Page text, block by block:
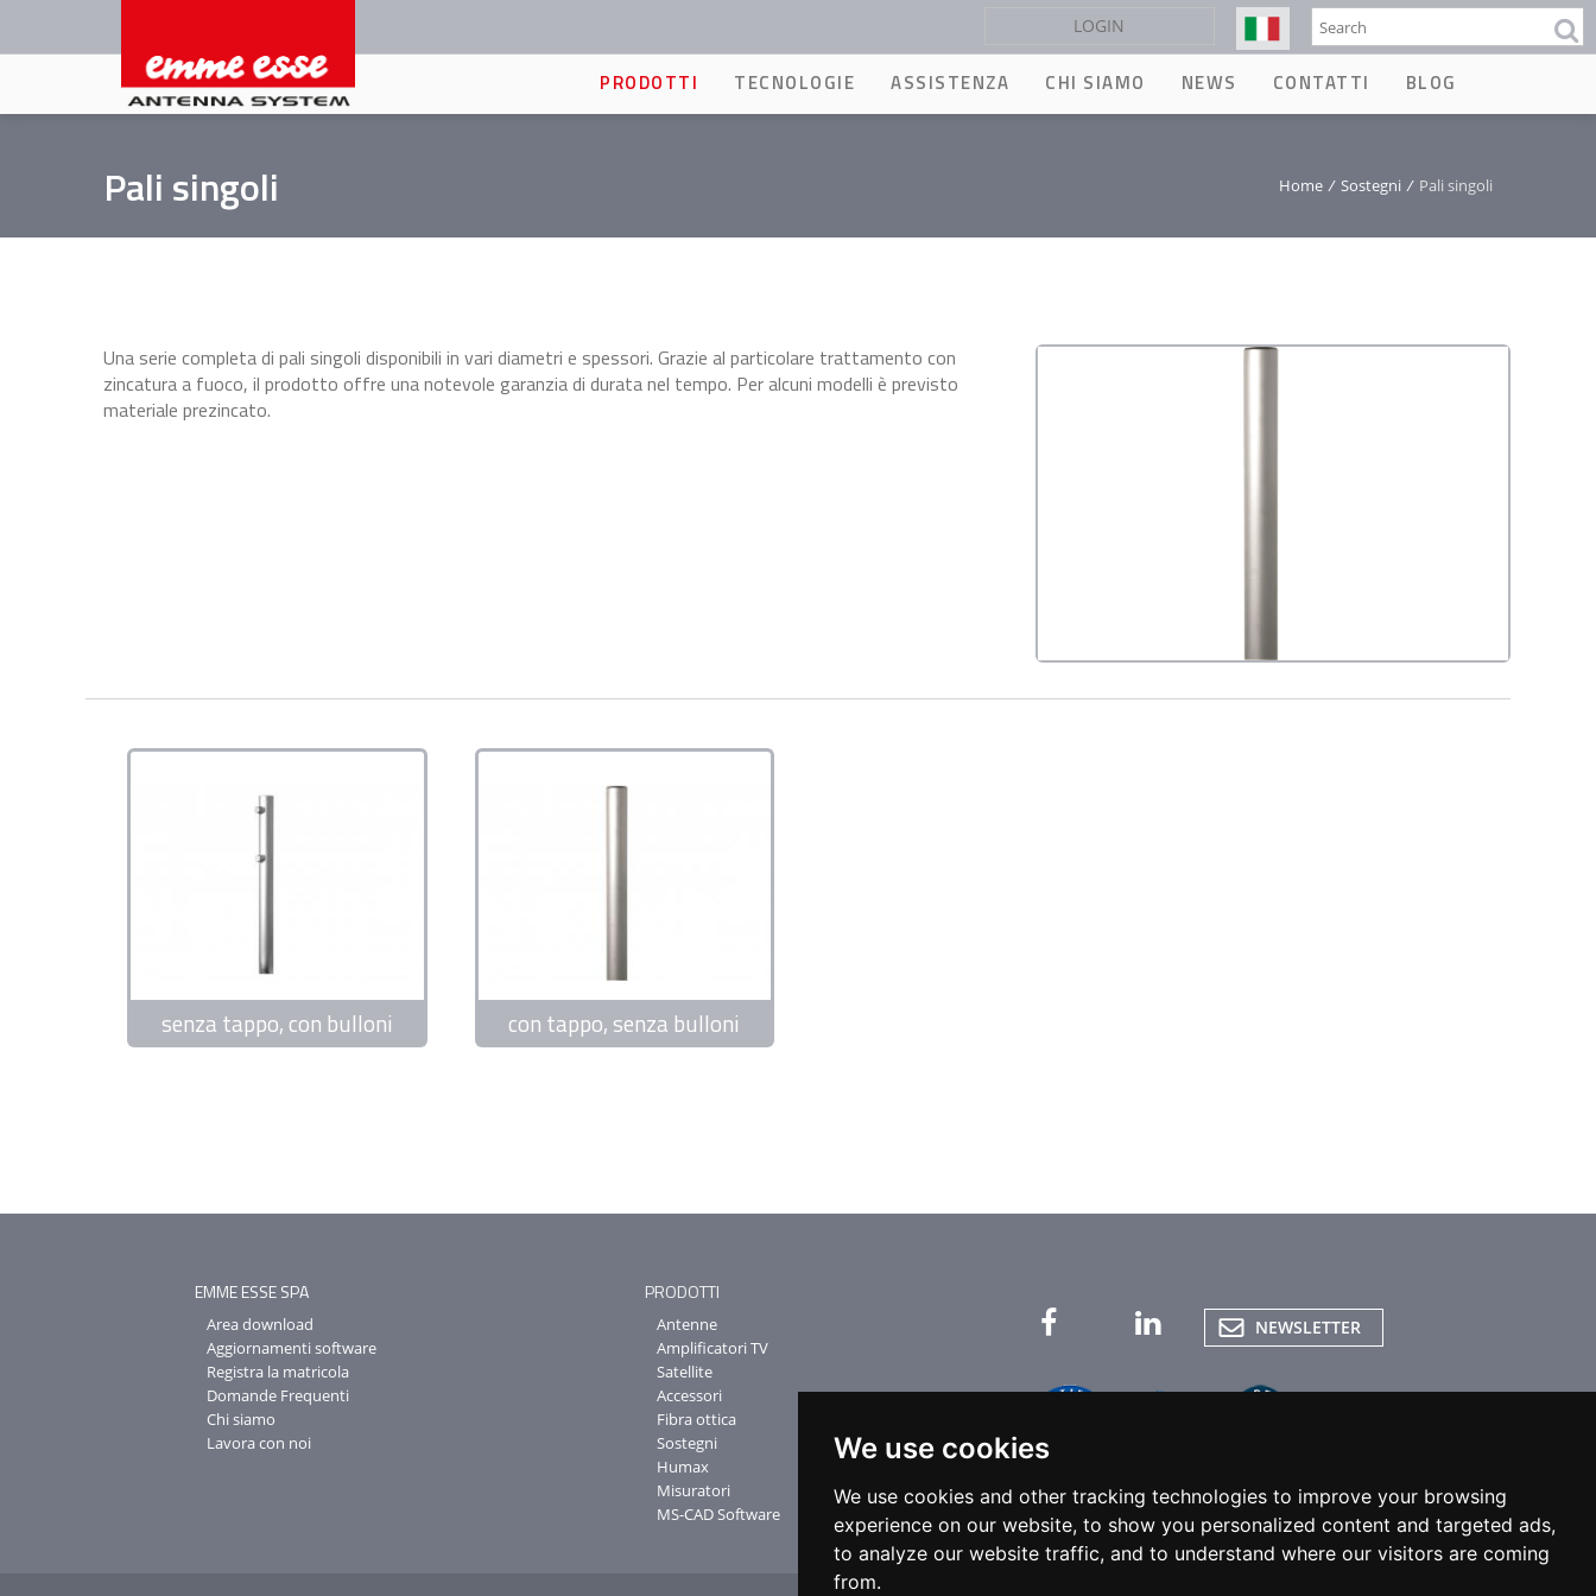
We use cookies
We use cookies and other tracking technologies to improve your browsing
experience on our website, to show you personalized content and targeted ads,
to analyze our website traffic, and to understand where our visitors are coming
from.
contenuto
LOGIN Cerca
PRODOTTI TECNOLOGIE ASSISTENZA CHI SIAMO NEWS CONTATTI BLOG
Pali singoli Home / Sostegni / Pali singoli
Una serie completa di pali singoli disponibili in vari diametri e spessori. Grazie al particolare trattamento con
zincatura a fuoco, il prodotto offre una notevole garanzia di durata nel tempo. Per alcuni modelli è previsto
materiale prezincato.
senza tappo, con bulloni con tappo, senza bulloni
EMME ESSE SPA
Area download
Aggiornamenti software
Registra la matricola
Domande Frequenti
Chi siamo
Lavora con noi
PRODOTTI
Antenne
Amplificatori TV
Satellite
Accessori
Fibra ottica
Sostegni
Humax
Misuratori
MS-CAD Software
NEWSLETTER